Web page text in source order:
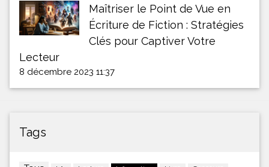
Maîtriser le Point de Vue en
Écriture de Fiction : Stratégies
Clés pour Captiver Votre
Lecteur
8 décembre 2023 11:37
Tags